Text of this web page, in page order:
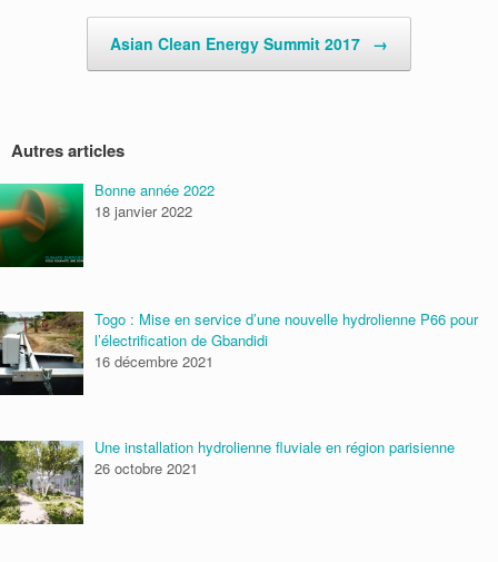
Asian Clean Energy Summit 2017 →
Autres articles
Bonne année 2022
18 janvier 2022
Togo : Mise en service d’une nouvelle hydrolienne P66 pour
l’électrification de Gbandidi
16 décembre 2021
Une installation hydrolienne fluviale en région parisienne
26 octobre 2021